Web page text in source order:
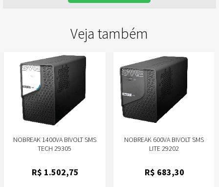
Veja também
NOBREAK 1400VA BIVOLT SMS
TECH 29305
R$ 1.502,75
NOBREAK 600VA BIVOLT SMS
LITE 29202
R$ 683,30